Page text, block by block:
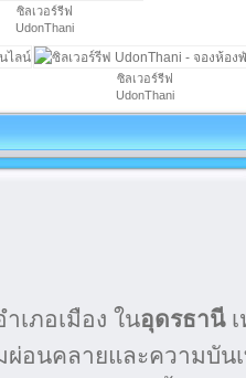
ซิลเวอร์รีฟ
UdonThani
ซิลเวอร์รีฟ
UdonThani
เภอเมือง ในอุดรธานีเ
อนคลายและความบัน